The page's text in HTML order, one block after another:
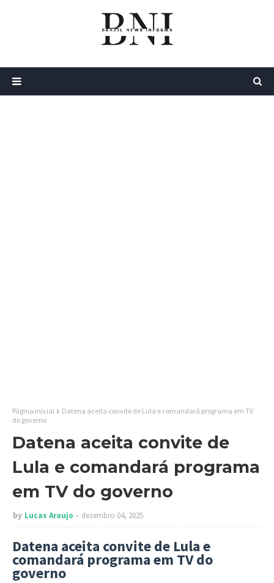
Página inicial
Datena aceita convite de Lula e comandará programa em TV
do governo
Datena aceita convite de
Lula e comandará programa
em TV do governo
by Lucas Araujo dezembro 04, 2025
Datena aceita convite de Lula e
comandará programa em TV do
governo